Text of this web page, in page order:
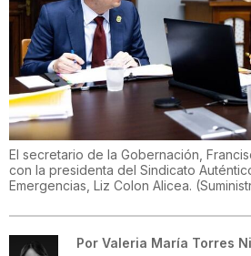
El secretario de la Gobernación,
con la presidenta del Sindicato
Emergencias, Liz Colon Alicea. (
Por Valeria María Torres